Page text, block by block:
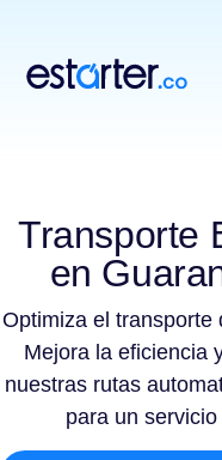
Transporte
en
Optimiza el transporte
Mejora la eficiencia
nuestras rutas
para un